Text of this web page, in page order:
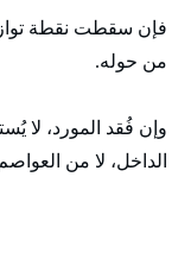
فإن سقطت نقطة
من حوله.
وإن فُقد المورد، لا
الداخل، لا من